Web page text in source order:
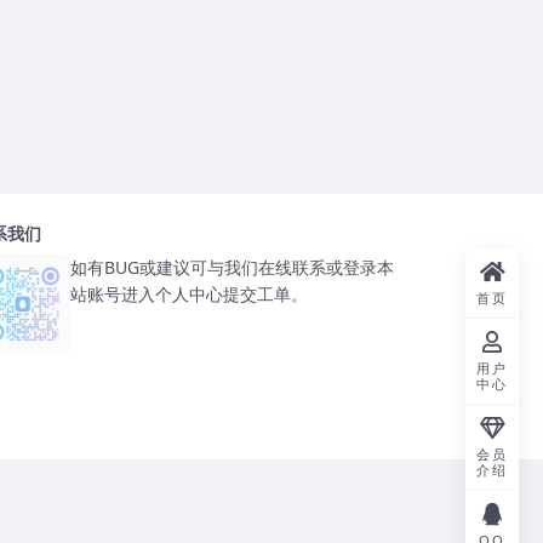
我们
如有BUG或建议可与我们在线联系或登录本
站账号进入个人中心提交工单。
首页
用户
中心
会员
介绍